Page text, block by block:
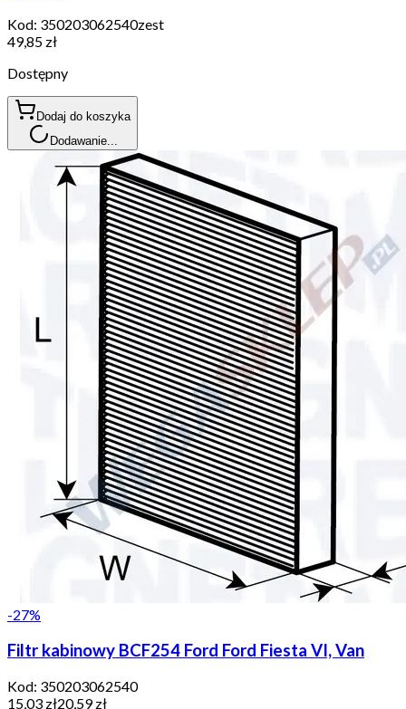
Kod: 350203062540zest
49,85 zł
Dostępny
Dodaj do koszyka
Dodawanie...
-27%
Filtr kabinowy BCF254 Ford Ford Fiesta VI, Van
Kod: 350203062540
15,03 zł20,59 zł